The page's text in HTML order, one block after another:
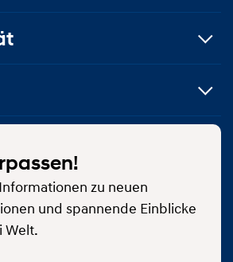
zu neuen
und spannende Einblicke
Welt.